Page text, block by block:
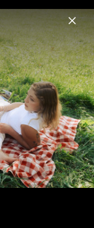
Menu
Fotos Biografie